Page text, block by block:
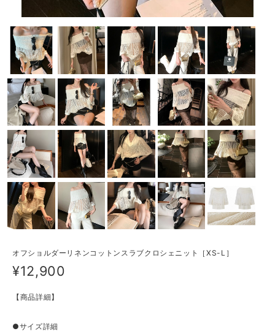
オフショルダーリネンコットンスラブクロシェニット［XS-L］
¥12,900
【商品詳細】
●サイズ詳細